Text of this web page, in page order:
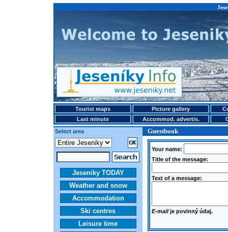
Tourist maps Picture gallery
Last minute
Accommod. advertis.
Select area
Guestbook
Jeseniky TODAY
Weather and snow
Accommodation
Ski centres
Leisure time
Your name:
Title of the message:
Text of a message:
E-mailje povinný údaj.